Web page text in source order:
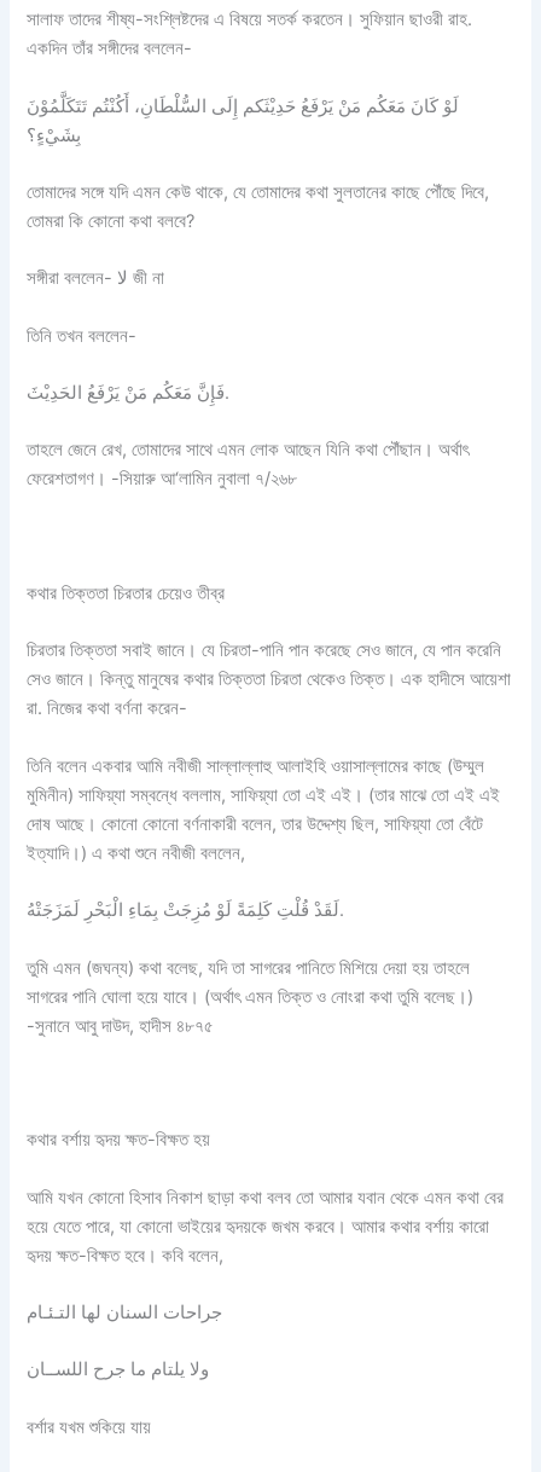
সালাফ তাদের শীষ্য-সংশ্লিষ্টদের এ বিষয়ে সতর্ক করতেন। সুফিয়ান ছাওরী রাহ.
একদিন তাঁর সঙ্গীদের বললেন-
لَوْ كَانَ مَعَكُم مَنْ يَرْفَعُ حَدِيْثَكم إِلَى السُّلْطَانِ، أَكُنْتُم تَتَكَلَّمُوْنَ
بِشَيْءٍ؟
তোমাদের সঙ্গে যদি এমন কেউ থাকে, যে তোমাদের কথা সুলতানের কাছে পৌঁছে দিবে,
তোমরা কি কোনো কথা বলবে?
সঙ্গীরা বললেন- لا জী না
তিনি তখন বললেন-
فَإِنَّ مَعَكُم مَنْ يَرْفَعُ الحَدِيْثَ.
তাহলে জেনে রেখ, তোমাদের সাথে এমন লোক আছেন যিনি কথা পৌঁছান। অর্থাৎ
ফেরেশতাগণ। -সিয়ারু আ‘লামিন নুবালা ৭/২৬৮
কথার তিক্ততা চিরতার চেয়েও তীব্র
চিরতার তিক্ততা সবাই জানে। যে চিরতা-পানি পান করেছে সেও জানে, যে পান করেনি
সেও জানে। কিন্তু মানুষের কথার তিক্ততা চিরতা থেকেও তিক্ত। এক হাদীসে আয়েশা
রা. নিজের কথা বর্ণনা করেন-
তিনি বলেন একবার আমি নবীজী সাল্লাল্লাহু আলাইহি ওয়াসাল্লামের কাছে (উম্মুল
মুমিনীন) সাফিয়্যা সম্বন্ধে বললাম, সাফিয়্যা তো এই এই। (তার মাঝে তো এই এই
দোষ আছে। কোনো কোনো বর্ণনাকারী বলেন, তার উদ্দেশ্য ছিল, সাফিয়্যা তো বেঁটে
ইত্যাদি।) এ কথা শুনে নবীজী বললেন,
لَقَدْ قُلْتِ كَلِمَةً لَوْ مُزِجَتْ بِمَاءِ الْبَحْرِ لَمَزَجَتْهُ.
তুমি এমন (জঘন্য) কথা বলেছ, যদি তা সাগরের পানিতে মিশিয়ে দেয়া হয় তাহলে
সাগরের পানি ঘোলা হয়ে যাবে। (অর্থাৎ এমন তিক্ত ও নোংরা কথা তুমি বলেছ।)
-সুনানে আবু দাউদ, হাদীস ৪৮৭৫
কথার বর্শায় হৃদয় ক্ষত-বিক্ষত হয়
আমি যখন কোনো হিসাব নিকাশ ছাড়া কথা বলব তো আমার যবান থেকে এমন কথা বের
হয়ে যেতে পারে, যা কোনো ভাইয়ের হৃদয়কে জখম করবে। আমার কথার বর্শায় কারো
হৃদয় ক্ষত-বিক্ষত হবে। কবি বলেন,
جراحات السنان لها التـئـام
ولا يلتام ما جرح اللســان
বর্শার যখম শুকিয়ে যায়